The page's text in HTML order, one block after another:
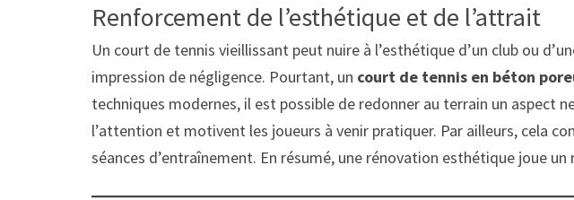
Renforcement de l’esthétique et de l’attrait
Un court de tennis vieillissant peut nuire à l’esthétique d’un club ou
impression de négligence. Pourtant, un court de tennis en béton
techniques modernes, il est possible de redonner au terrain un aspect
l’attention et motivent les joueurs à venir pratiquer. Par ailleurs, cela
séances d’entraînement. En résumé, une rénovation esthétique joue